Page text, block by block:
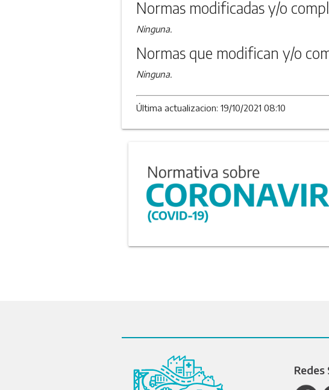
Normas modificadas y/o
Ninguna.
Normas que modifican y/o
Ninguna.
Última actualizacion: 19/10/2021 08:10
Redes